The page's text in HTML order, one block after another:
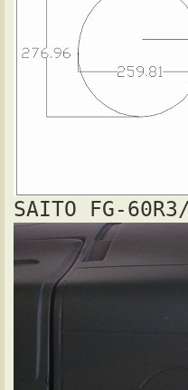
SAITO FG-